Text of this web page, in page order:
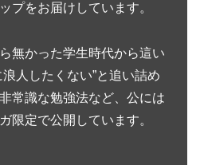
プをお届けしています。
無かった学生時代から這い
浪人したくない”と追い詰め
常識な勉強法など、公には
限定で公開しています。